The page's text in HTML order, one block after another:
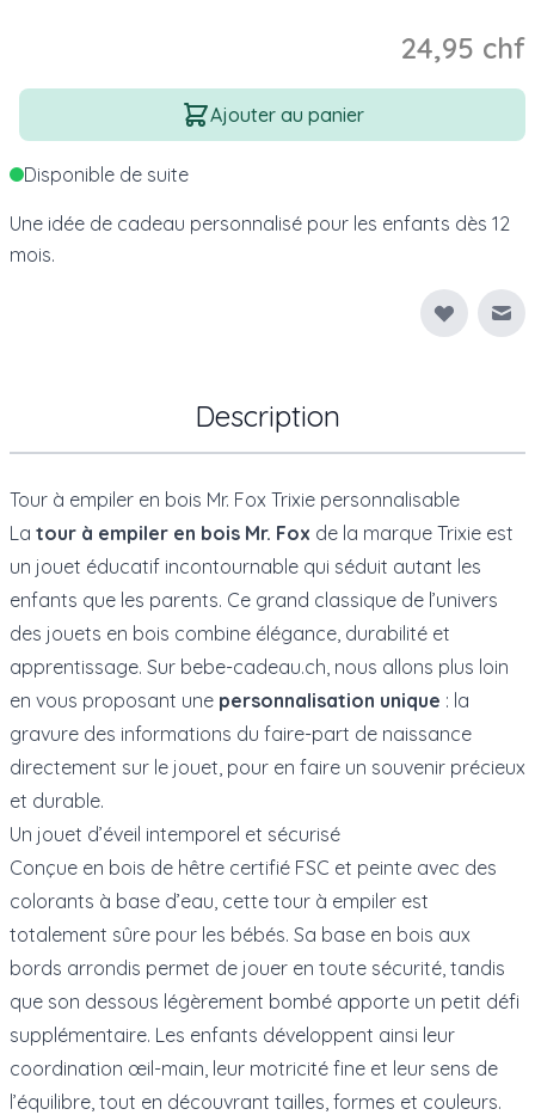
24,95 chf
Quantité
Ajouter au panier
Disponible de suite
Une idée de cadeau personnalisé pour les enfants dès 12
mois.
Description
Tour à empiler en bois Mr. Fox Trixie personnalisable
La tour à empiler en bois Mr. Fox de la marque Trixie est
un jouet éducatif incontournable qui séduit autant les
enfants que les parents. Ce grand classique de l’univers
des jouets en bois combine élégance, durabilité et
apprentissage. Sur bebe-cadeau.ch, nous allons plus loin
en vous proposant une personnalisation unique : la
gravure des informations du faire-part de naissance
directement sur le jouet, pour en faire un souvenir précieux
et durable.
Un jouet d’éveil intemporel et sécurisé
Conçue en bois de hêtre certifié FSC et peinte avec des
colorants à base d’eau, cette tour à empiler est
totalement sûre pour les bébés. Sa base en bois aux
bords arrondis permet de jouer en toute sécurité, tandis
que son dessous légèrement bombé apporte un petit défi
supplémentaire. Les enfants développent ainsi leur
coordination œil-main, leur motricité fine et leur sens de
l’équilibre, tout en découvrant tailles, formes et couleurs.